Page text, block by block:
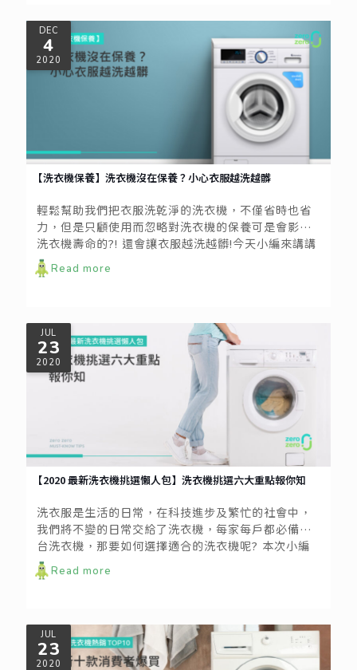
DEC
4
2020
【洗衣機保養】洗衣機沒在保養？小心衣服越洗越髒
輕鬆幫助我們把衣服洗乾淨的洗衣機，不僅省時也省
力，但是只顧使用而忽略對洗衣機的保養可是會影響
洗衣機壽命的?! 還會讓衣服越洗越髒!今天小編來講講
一些簡單的洗衣機保養法，一起動起來呵護洗衣機吧
~!
Read more
JUL
23
2020
【2020 最新洗衣機挑選懶人包】洗衣機挑選六大重點報你知
洗衣服是生活的日常，在科技進步及繁忙的社會中，
我們將不變的日常交給了洗衣機，每家每戶都必備一
台洗衣機，那要如何選擇適合的洗衣機呢? 本次小編
將挑選洗衣機整理成懶人包，提供大家參考，分成洗
衣機的種類、容量、尺寸、功能及售後服務等共五大
Read more
JUL
23
2020